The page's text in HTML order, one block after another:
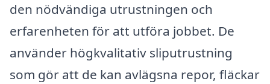
den nödvändiga utrustningen och
erfarenheten för att utföra jobbet. De
använder högkvalitativ sliputrustning
som gör att de kan avlägsna repor, fläckar